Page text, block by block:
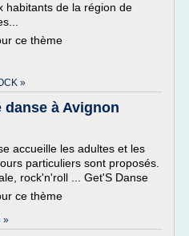
habitants de la région de
ce thème
»
danse à Avignon
accueille les adultes et les
particuliers sont proposés.
rock'n'roll ... Get'S Danse
ce thème
»